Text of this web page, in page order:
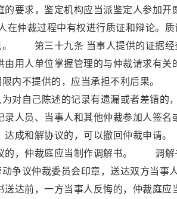
求，鉴定机构应当派鉴定人参加开
裁过程中有权进行质证和辩论。质
。 第三十九条 当事人提供的证据经
人单位掌握管理的与仲裁请求有关
限内不提供的，应当承担不利后果
对自己陈述的记录有遗漏或者差错的
人员、当事人和其他仲裁参加人签
达成和解协议的，可以撤回仲裁申
，仲裁庭应当制作调解书。 调解
争议仲裁委员会印章，送达双方当事
达前，一方当事人反悔的，仲裁庭